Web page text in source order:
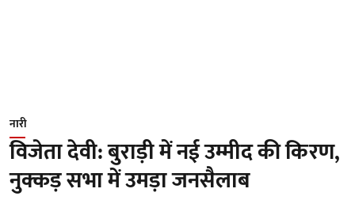
नारी
विजेता देवी: बुराड़ी में नई उम्मीद की किरण,
नुक्कड़ सभा में उमड़ा जनसैलाब